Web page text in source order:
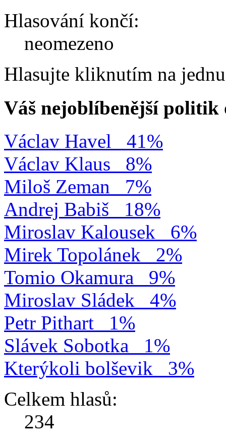
Hlasování končí:
neomezeno
Hlasujte kliknutím na
Váš nejoblíbenější politik
Václav Havel
41%
Václav Klaus
8%
Miloš Zeman
7%
Andrej Babiš
18%
Miroslav Kalousek
6%
Mirek Topolánek
2%
Tomio Okamura
9%
Miroslav Sládek
4%
Petr Pithart
1%
Slávek Sobotka
1%
Kterýkoli bolševik
3%
Celkem hlasů:
234